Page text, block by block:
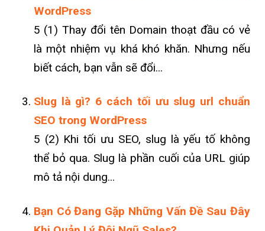
WordPress
5 (1) Thay đổi tên Domain thoạt đầu có vẻ
là một nhiệm vụ khá khó khăn. Nhưng nếu
biết cách, bạn vẫn sẽ đổi...
Slug là gì? 6 cách tối ưu slug url chuẩn
SEO trong WordPress
5 (2) Khi tối ưu SEO, slug là yếu tố không
thể bỏ qua. Slug là phần cuối của URL giúp
mô tả nội dung...
Bạn Có Đang Gặp Những Vấn Đề Sau Đây